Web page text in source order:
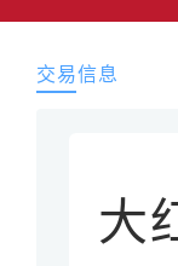
交易信息
大